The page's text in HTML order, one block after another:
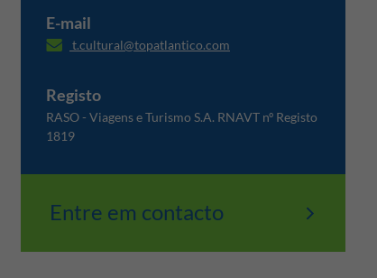
E-mail
t.cultural@topatlantico.com
Registo
RASO - Viagens e Turismo S.A. RNAVT nº Registo
1819
Entre em contacto